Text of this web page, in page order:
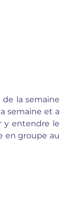
la semaine
semaine et a
y entendre le
en groupe au